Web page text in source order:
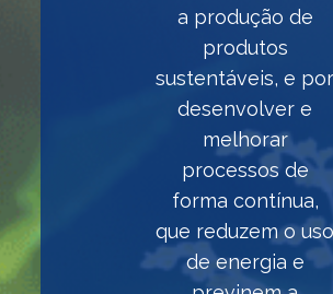
a produção de
produtos
sustentáveis, e por
desenvolver e
melhorar
processos de
forma contínua,
que reduzem o uso
de energia e